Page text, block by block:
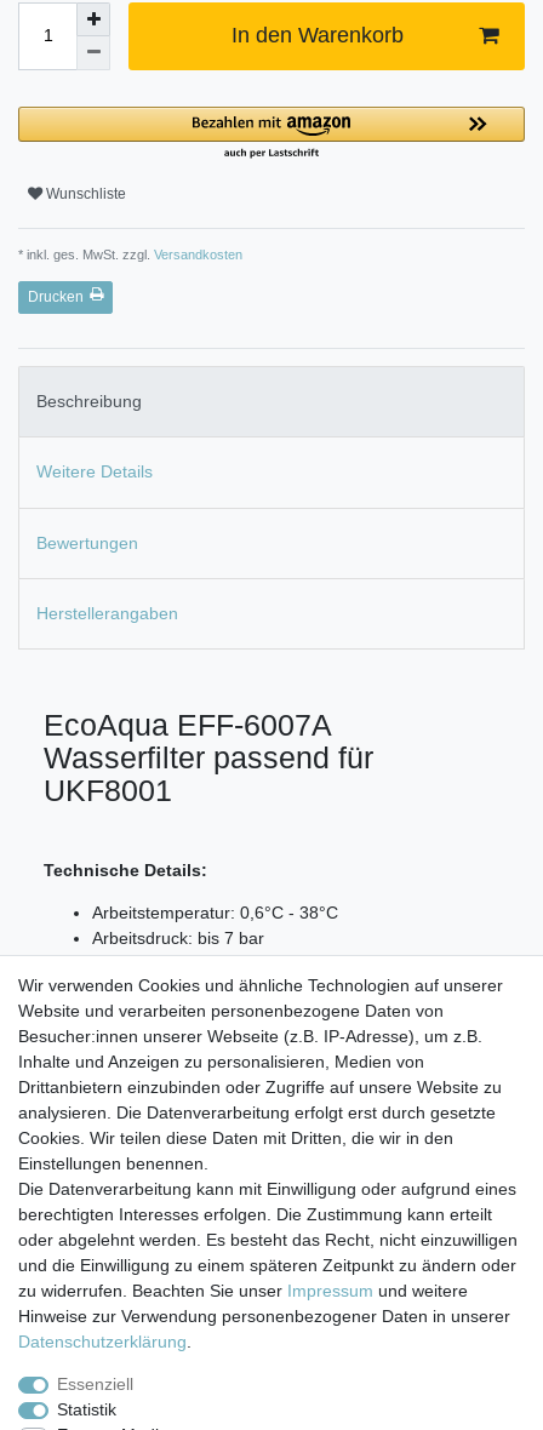
In den Warenkorb
Wunschliste
* inkl. ges. MwSt. zzgl. Versandkosten
Drucken
Beschreibung
Weitere Details
Bewertungen
Herstellerangaben
EcoAqua EFF-6007A
Wasserfilter passend für
UKF8001
Technische Details:
Arbeitstemperatur: 0,6°C - 38°C
Arbeitsdruck: bis 7 bar
Durchfluss: 1,9 Liter pro Minute
Lieferumfang:
1x EcoAqua EFF-6007A
Impressum Daten­schutz­erklärung AGB
Barrierefreiheitserklärung Widerrufs­recht
Wir verwenden Cookies und ähnliche Technologien auf unserer
Website und verarbeiten personenbezogene Daten von
Besucher:innen unserer Webseite (z.B. IP-Adresse), um z.B.
Inhalte und Anzeigen zu personalisieren, Medien von
Drittanbietern einzubinden oder Zugriffe auf unsere Website zu
analysieren. Die Datenverarbeitung erfolgt erst durch gesetzte
Cookies. Wir teilen diese Daten mit Dritten, die wir in den
Einstellungen benennen.
Die Datenverarbeitung kann mit Einwilligung oder aufgrund eines
berechtigten Interesses erfolgen. Die Zustimmung kann erteilt
oder abgelehnt werden. Es besteht das Recht, nicht einzuwilligen
und die Einwilligung zu einem späteren Zeitpunkt zu ändern oder
zu widerrufen. Beachten Sie unser Impressum und weitere
Hinweise zur Verwendung personenbezogener Daten in unserer
Daten­schutz­erklärung
Essenziell
Statistik